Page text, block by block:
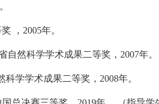
， 2005年。
自然科学学术成果二等奖， 2007年。
科学学术成果二等奖， 2008年。